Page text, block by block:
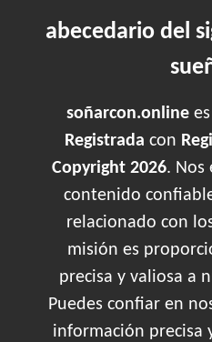
abecedario del
soñarcon.onlinees
Registrada con
Copyright 2026. Nos
contenido
relacionado con
misión es
precisa y valiosa a
Puedes confiar en
información precisa